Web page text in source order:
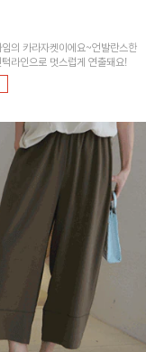
의 카라자켓이에요~언발란스한
라인으로 멋스럽게 연출돼요!